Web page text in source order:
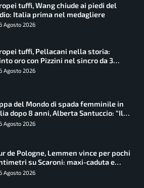
tuffi, Wang chiude ai piedi del
Italia prima nel medagliere
Agosto 2026
tuffi, Pellacani nella storia:
oro con Pizzini nel sincro da 3
Agosto 2026
del Mondo di spada femminile in
dopo 8 anni, Alberta Santuccio: “Il
dà sempre i suoi frutti”
Agosto 2026
de Pologne, Lemmen vince per pochi
su Scaroni: maxi-caduta e
accorciata
Agosto 2026